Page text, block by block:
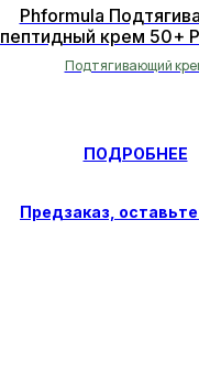
Phformula
пептидный крем 50+
мл
Подтягивающий
ПОДРОБНЕЕ